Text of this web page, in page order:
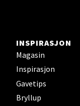
INSPIRASJON
Magasin
Inspirasjon
Gavetips
Bryllup
Gulskogen
Åpent i dag 10-